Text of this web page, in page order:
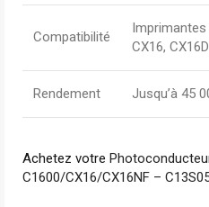
Compatibilité
Imprimantes
CX16,
Rendement Jusqu’à 45
Achetez votre
C1600/CX16/CX16NF –